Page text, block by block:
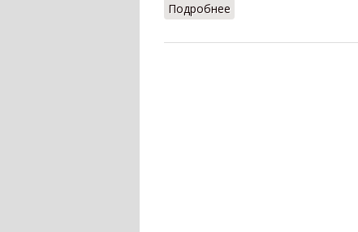
Подробнее